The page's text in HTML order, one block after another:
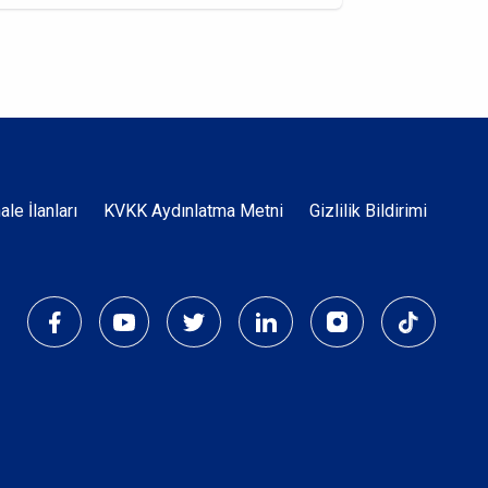
İlanları KVKK Aydınlatma Metni Gizlilik Bildirimi